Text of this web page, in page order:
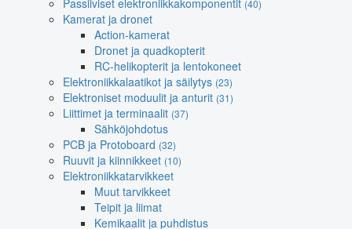
Passiiviset elektroniikkakomponentit (40)
Kamerat ja dronet
Action-kamerat
Dronet ja quadkopterit
RC-helikopterit ja lentokoneet
Elektroniikkalaatikot ja säilytys (23)
Elektroniset moduulit ja anturit (31)
Liittimet ja terminaalit (37)
Sähköjohdotus
PCB ja Protoboard (32)
Ruuvit ja kiinnikkeet (10)
Elektroniikkatarvikkeet
Muut tarvikkeet
Teipit ja liimat
Kemikaalit ja puhdistus